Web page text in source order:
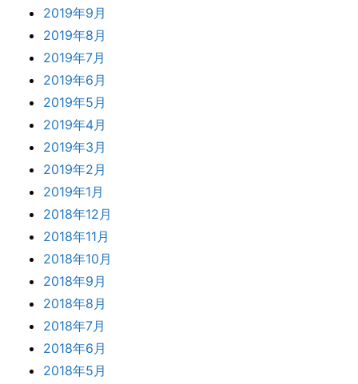
2019年9月
2019年8月
2019年7月
2019年6月
2019年5月
2019年4月
2019年3月
2019年2月
2019年1月
2018年12月
2018年11月
2018年10月
2018年9月
2018年8月
2018年7月
2018年6月
2018年5月